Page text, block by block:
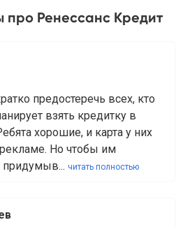
про Ренессанс Кредит
предостеречь всех, кто
взять кредитку в
хорошие, и карта у них
Но чтобы им
придумыв... читать полностью